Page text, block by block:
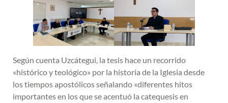
Según cuenta Uzcátegui, la tesis hace un recorrido
«histórico y teológico» por la historia de la Iglesia desde
los tiempos apostólicos señalando «diferentes hitos
importantes en los que se acentuó la catequesis en